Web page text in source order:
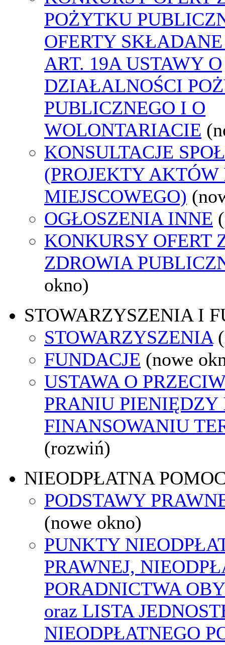
POŻYTKU
OFERTY
ART. 19A USTAWY O
DZIAŁALNOŚCI
PUBLICZNEGO I O
WOLONTARIACIE
KONSULTACJE
(PROJEKTY AKTÓW
MIEJSCOWEGO)
OGŁOSZENIA INNE
KONKURSY OFERT
ZDROWIA
okno)
STOWARZYSZENIA I
STOWARZYSZENIA
FUNDACJE (nowe
USTAWA O
PRANIU PIENIĘDZY
FINANSOWANIU
(rozwiń)
NIEODPŁATNA
PODSTAWY
(nowe okno)
PUNKTY
PRAWNEJ,
PORADNICTWA
oraz LISTA
NIEODPŁATNEGO